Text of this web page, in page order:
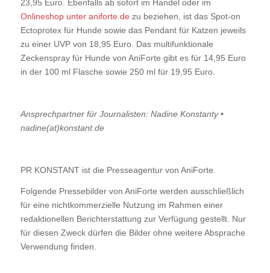
23,95 Euro. Ebenfalls ab sofort im Handel oder im
Onlineshop unter aniforte.dezu beziehen, ist das Spot-on
Ectoprotex für Hunde sowie das Pendant für Katzen jeweils
zu einer UVP von 18,95 Euro. Das multifunktionale
Zeckenspray für Hunde von AniForte gibt es für 14,95 Euro
in der 100 ml Flasche sowie 250 ml für 19,95 Euro.
Ansprechpartner für Journalisten: Nadine Konstanty •
nadine(at)konstant.de
PR KONSTANT ist die Presseagentur von AniForte.
Folgende Pressebilder von AniForte werden ausschließlich
für eine nichtkommerzielle Nutzung im Rahmen einer
redaktionellen Berichterstattung zur Verfügung gestellt. Nur
für diesen Zweck dürfen die Bilder ohne weitere Absprache
Verwendung finden.